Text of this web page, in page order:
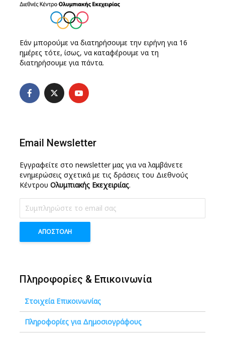
Εάν μπορούμε να διατηρήσουμε την ειρήνη για 16
ημέρες τότε, ίσως, να καταφέρουμε να τη
διατηρήσουμε για πάντα.
Email Newsletter
Εγγραφείτε στο newsletter μας για να λαμβάνετε
ενημερώσεις σχετικά με τις δράσεις του Διεθνούς
Κέντρου Ολυμπιακής Εκεχειριίας.
Πληροφορίες & Επικοινωνία
Στοιχεία Επικοινωνίας
Πληροφορίες για Δημοσιογράφους